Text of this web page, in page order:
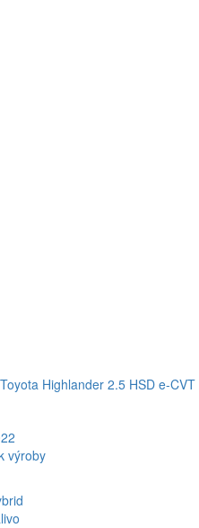
Toyota Highlander 2.5 HSD e-CVT
výroby